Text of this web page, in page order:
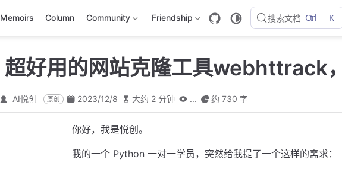
Memoirs Column Community Friendship 搜索文档 Ctrl K
超好用的网站克隆工具webhttrack
AI悦创 原创 2023/12/8 大约 2 分钟 ... 约 730 字
你好，我是悦创。
我的一个 Python 一对一学员，突然给我提了一个这样的需求：